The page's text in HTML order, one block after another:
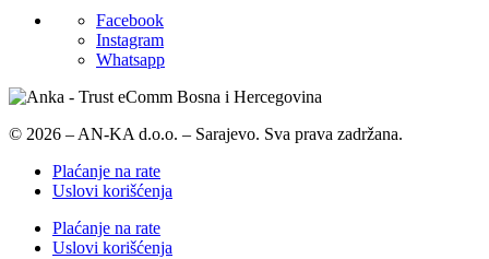
Facebook
Instagram
Whatsapp
© 2026 – AN-KA d.o.o. – Sarajevo. Sva prava zadržana.
Plaćanje na rate
Uslovi korišćenja
Plaćanje na rate
Uslovi korišćenja